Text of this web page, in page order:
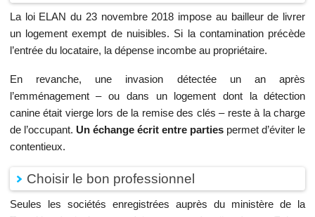
La loi ELAN du 23 novembre 2018 impose au bailleur de livrer
un logement exempt de nuisibles. Si la contamination précède
l’entrée du locataire, la dépense incombe au propriétaire.
En revanche, une invasion détectée un an après
l’emménagement – ou dans un logement dont la détection
canine était vierge lors de la remise des clés – reste à la charge
de l’occupant. Un échange écrit entre parties permet d’éviter le
contentieux.
Choisir le bon professionnel
Seules les sociétés enregistrées auprès du ministère de la